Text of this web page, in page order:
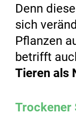
Denn
sich
Pflanzen
betrifft
Tieren als
Trockener